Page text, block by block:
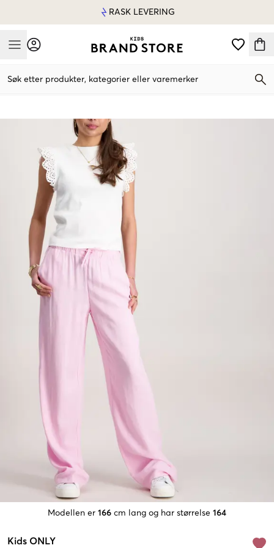
RASK LEVERING
Mobile Menu
Søk etter produkter, kategorier eller varemerker
Modellen er 166 cm lang og har størrelse 164
Kids ONLY